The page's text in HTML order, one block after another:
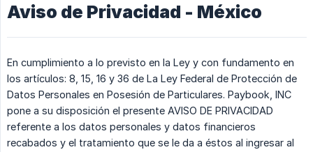
Aviso de Privacidad - México
En cumplimiento a lo previsto en la Ley y con fundamento en
los artículos: 8, 15, 16 y 36 de La Ley Federal de Protección de
Datos Personales en Posesión de Particulares. Paybook, INC
pone a su disposición el presente AVISO DE PRIVACIDAD
referente a los datos personales y datos financieros
recabados y el tratamiento que se le da a éstos al ingresar al